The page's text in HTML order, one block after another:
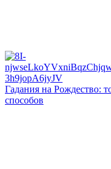
Гадания на Рождество:
способов